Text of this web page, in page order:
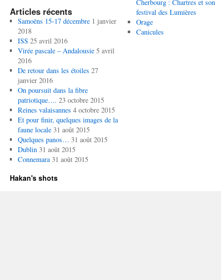
Articles récents
Samoëns 15-17 décembre 1 janvier
2018
ISS 25 avril 2016
Virée pascale – Andalousie 5 avril
2016
De retour dans les étoiles 27
janvier 2016
On poursuit dans la fibre
patriotique…. 23 octobre 2015
Reines valaisannes 4 octobre 2015
Et pour finir, quelques images de la
faune locale 31 août 2015
Quelques panos… 31 août 2015
Dublin 31 août 2015
Connemara 31 août 2015
Cherbourg : Chartres et son
festival des Lumières
Orage
Canicules
Hakan's shots